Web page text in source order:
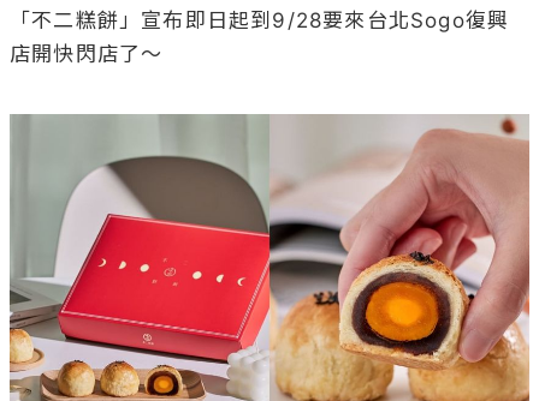
「不二糕餅」宣布即日起到9/28要來台北Sogo復興
店開快閃店了～